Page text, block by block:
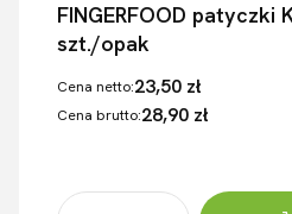
FINGERFOOD patyczki
szt./opak
Cena netto:23,50 zł
Cena brutto:28,90 zł